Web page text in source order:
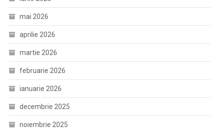
mai 2026
aprilie 2026
martie 2026
februarie 2026
ianuarie 2026
decembrie 2025
noiembrie 2025